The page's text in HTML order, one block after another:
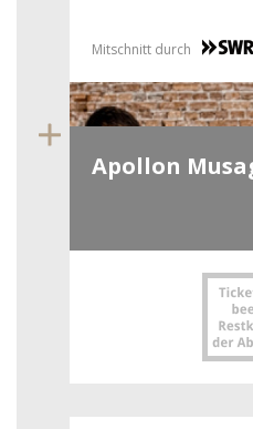
Mitschnitt durch
Apollon